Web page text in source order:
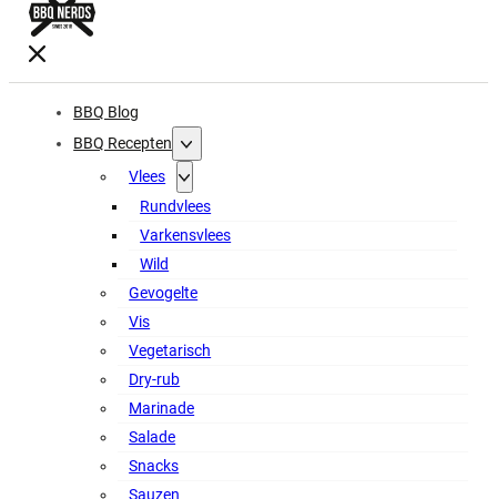
BBQ Blog
BBQ Recepten
Vlees
Rundvlees
Varkensvlees
Wild
Gevogelte
Vis
Vegetarisch
Dry-rub
Marinade
Salade
Snacks